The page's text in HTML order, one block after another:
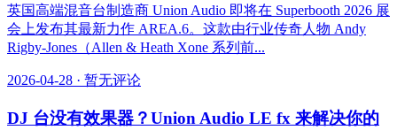
英国高端混音台制造商 Union Audio 即将在 Superbooth 2026 展
会上发布其最新力作 AREA.6。这款由行业传奇人物 Andy
Rigby-Jones（Allen & Heath Xone 系列前...
2026-04-28 · 暂无评论
DJ 台没有效果器？Union Audio LE fx 来解决你的